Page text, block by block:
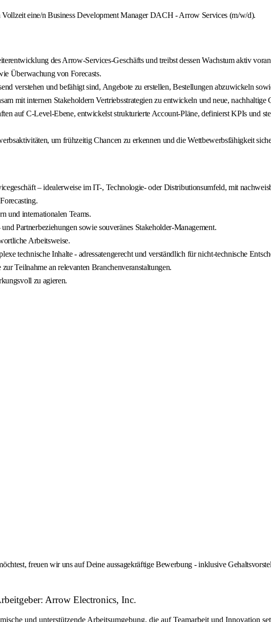
eine/n Business Development Manager DACH - Arrow Services (m/w/d).
des Arrow-Services-Geschäfts und treibst dessen Wachstum aktiv
Überwachung von Forecasts.
verstehen und befähigt sind, Angebote zu erstellen, Bestellungen abzuwickeln
mit internen Stakeholdern Vertriebsstrategien zu entwickeln und neue, nachhaltige
auf C-Level-Ebene, entwickelst strukturierte Account-Pläne, definierst KPIs und
um frühzeitig Chancen zu erkennen und die Wettbewerbsfähigkeit
– idealerweise im IT-, Technologie- oder Distributionsumfeld, mit
und internationalen Teams.
Partnerbeziehungen sowie souveränes Stakeholder-Management.
Arbeitsweise.
technische Inhalte - adressatengerecht und verständlich für nicht-technische
Teilnahme an relevanten Branchenveranstaltungen.
zu agieren.
freuen wir uns auf Deine aussagekräftige Bewerbung - inklusive
Arrow Electronics, Inc.
und unterstützende Arbeitsumgebung, die auf Teamarbeit und Innovation